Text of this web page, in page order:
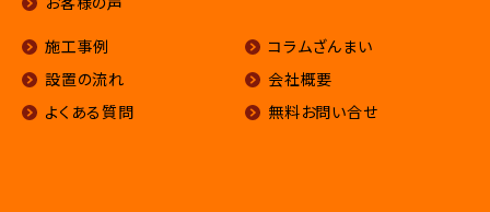
施工事例
設置の流れ
よくある質問
コラムざんまい
会社概要
無料お問い合せ